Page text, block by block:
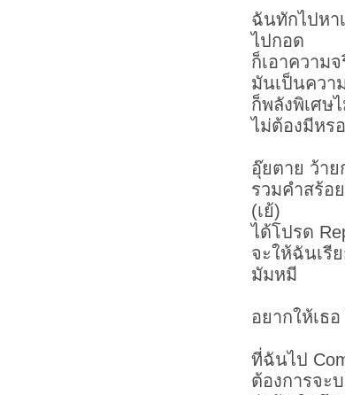
ฉันทักไปหา
ไปกอด
ก็เอาความ
มันเป็นควา
ก็พลังพิเศษ
ไม่ต้องมีหร
อุ๊ยตาย ว้าย
รวมคำสร้อ
(เย้)
ได้โปรด
จะให้ฉันเรี
มัมหมี
อยากให้เธ
ที่ฉันไป
ต้องการจะ